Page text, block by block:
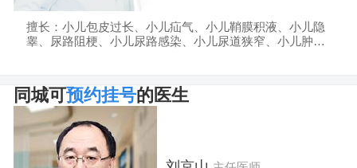
擅长：小儿包皮过长、小儿疝气、小儿鞘膜积液、小儿隐
睾、尿路阻梗、小儿尿路感染、小儿尿道狭窄、小儿肿
同城可预约挂号的医生